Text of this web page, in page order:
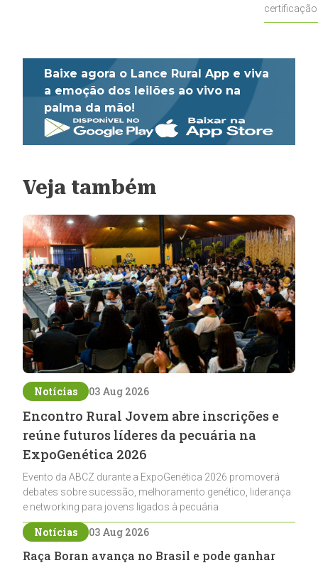
Baixe agora o Lance Rural App e viva
a emoção dos leilões ao vivo na
palma da mão!
Veja também
Notícias 03 Aug 2026
Encontro Rural Jovem abre inscrições e
reúne futuros líderes da pecuária na
ExpoGenética 2026
Evento da ABCZ durante a ExpoGenética 2026 promoverá
debates sobre sucessão, melhoramento genético, liderança
e networking para jovens ligados à pecuária
Notícias 03 Aug 2026
Raça Boran avança no Brasil e pode ganhar